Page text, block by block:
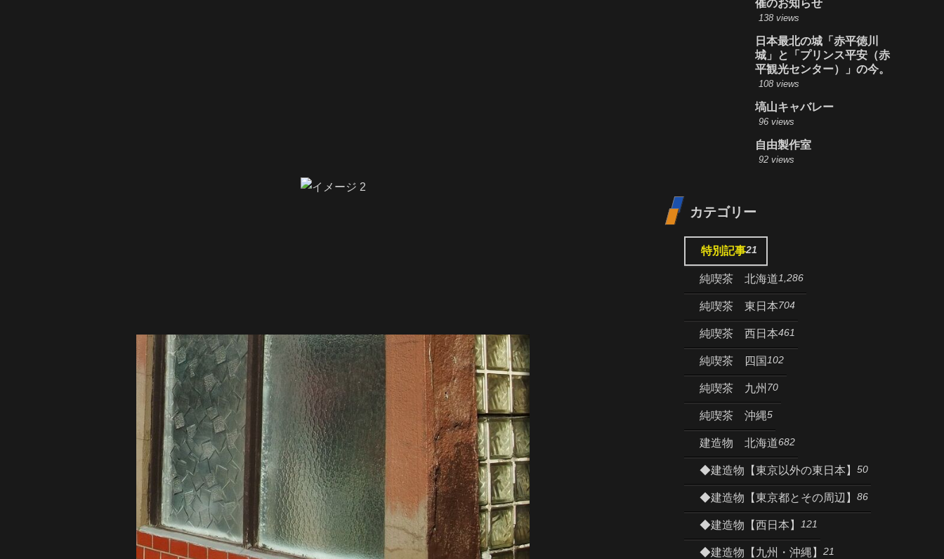
催のお知らせ
138 views
日本最北の城「赤平徳川
城」と「プリンス平安（赤
平観光センター）」の今。
108 views
塙山キャバレー
96 views
自由製作室
92 views
カテゴリー
特別記事21
純喫茶 北海道1,286
純喫茶 東日本704
純喫茶 西日本461
純喫茶 四国 102
純喫茶 九州 70
純喫茶 沖縄5
建造物 北海道682
◆建造物【東京以外の東日本】 50
◆建造物【東京都とその周辺】 86
◆建造物【西日本】 121
◆建造物【九州・沖縄】 21